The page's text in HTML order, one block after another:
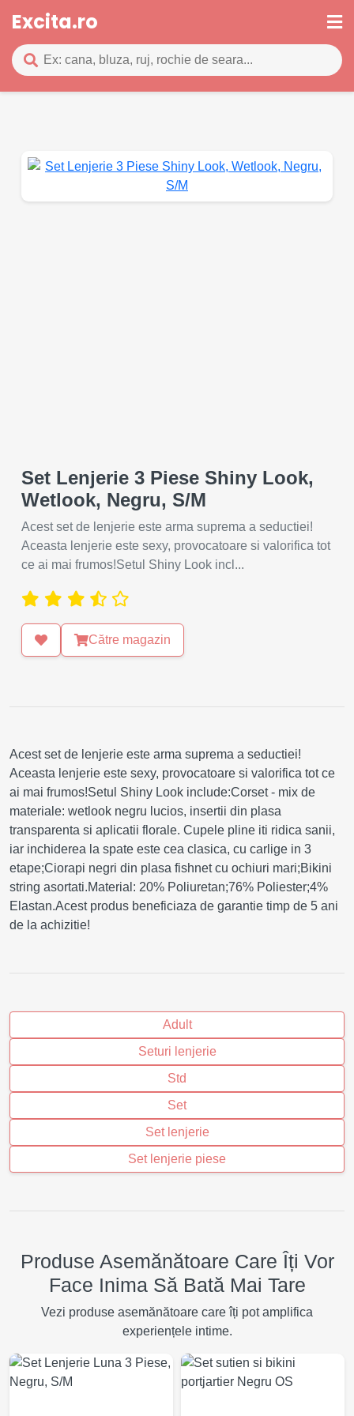
Excita.ro
Set Lenjerie 3 Piese Shiny Look,
Wetlook, Negru, S/M
Acest set de lenjerie este arma suprema a seductiei!
Aceasta lenjerie este sexy, provocatoare si valorifica tot
ce ai mai frumos!Setul Shiny Look incl...
Către magazin
Acest set de lenjerie este arma suprema a seductiei!
Aceasta lenjerie este sexy, provocatoare si valorifica tot ce
ai mai frumos!Setul Shiny Look include:Corset - mix de
materiale: wetlook negru lucios, insertii din plasa
transparenta si aplicatii florale. Cupele pline iti ridica sanii,
iar inchiderea la spate este cea clasica, cu carlige in 3
etape;Ciorapi negri din plasa fishnet cu ochiuri mari;Bikini
string asortati.Material: 20% Poliuretan;76% Poliester;4%
Elastan.Acest produs beneficiaza de garantie timp de 5 ani
de la achizitie!
Adult
Seturi lenjerie
Std
Set
Set lenjerie
Set lenjerie piese
Produse Asemănătoare Care Îți Vor
Face Inima Să Bată Mai Tare
Vezi produse asemănătoare care îți pot amplifica
experiențele intime.